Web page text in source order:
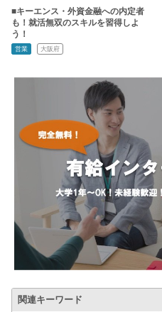
■キーエンス・外資金融への内定者
も！就活無双のスキルを習得しよ
う！
営業 大阪府
関連キーワード